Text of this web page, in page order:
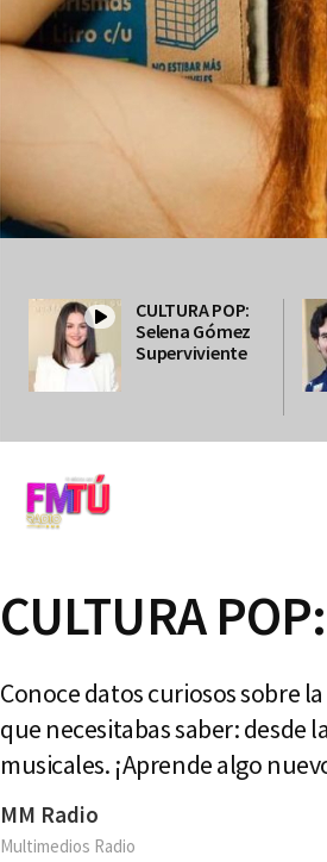
CULTURA POP:
Selena Gómez
Superviviente
CULTURA
Conoce datos curiosos sobre
que necesitabas saber: desde
musicales. ¡Aprende algo
MM Radio
Multimedios Radio